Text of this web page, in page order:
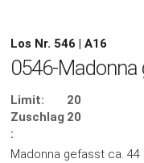
Los Nr. 546 | A16
0546-
Limit:
20
Zuschlag
:
20
Madonna gefasst ca.